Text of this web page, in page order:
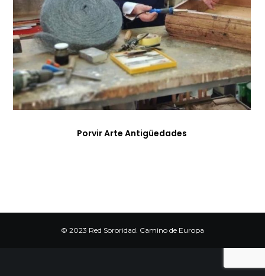
Porvir Arte Antigüedades
© 2023 Red Sororidad. Camino de Europa